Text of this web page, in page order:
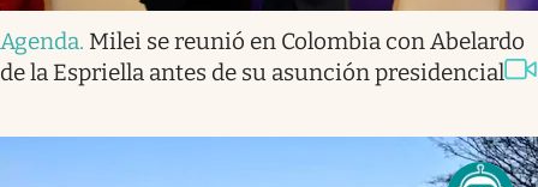
Agenda. Milei se reunió en Colombia con Abelardo
de la Espriella antes de su asunción presidencial